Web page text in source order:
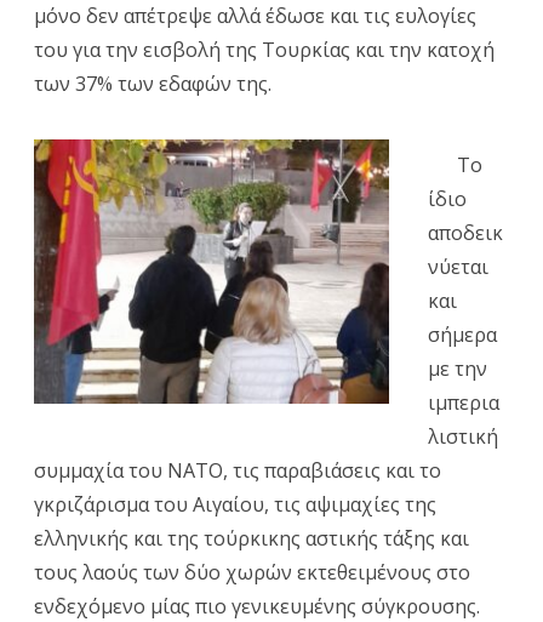
μόνο δεν απέτρεψε αλλά έδωσε και τις ευλογίες
του για την εισβολή της Τουρκίας και την κατοχή
των 37% των εδαφών της.
Το
ίδιο
αποδεικ
νύεται
και
σήμερα
με την
ιμπερια
λιστική
συμμαχία του ΝΑΤΟ, τις παραβιάσεις και το
γκριζάρισμα του Αιγαίου, τις αψιμαχίες της
ελληνικής και της τούρκικης αστικής τάξης και
τους λαούς των δύο χωρών εκτεθειμένους στο
ενδεχόμενο μίας πιο γενικευμένης σύγκρουσης.